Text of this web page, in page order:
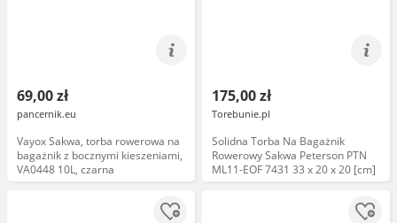
69,00 zł
pancernik.eu
Vayox Sakwa, torba rowerowa na
bagażnik z bocznymi kieszeniami,
VA0448 10L, czarna
175,00 zł
Torebunie.pl
Solidna Torba Na Bagażnik
Rowerowy Sakwa Peterson PTN
ML11-EOF 7431 33 x 20 x 20 [cm]